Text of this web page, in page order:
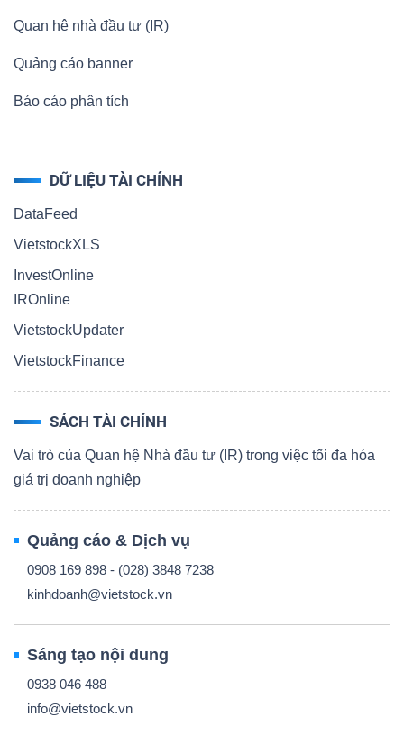
Quan hệ nhà đầu tư (IR)
Quảng cáo banner
Báo cáo phân tích
DỮ LIỆU TÀI CHÍNH
DataFeed
VietstockXLS
InvestOnline
IROnline
VietstockUpdater
VietstockFinance
SÁCH TÀI CHÍNH
Vai trò của Quan hệ Nhà đầu tư (IR) trong việc tối đa hóa
giá trị doanh nghiệp
Quảng cáo & Dịch vụ
0908 169 898 - (028) 3848 7238
kinhdoanh@vietstock.vn
Sáng tạo nội dung
0938 046 488
info@vietstock.vn